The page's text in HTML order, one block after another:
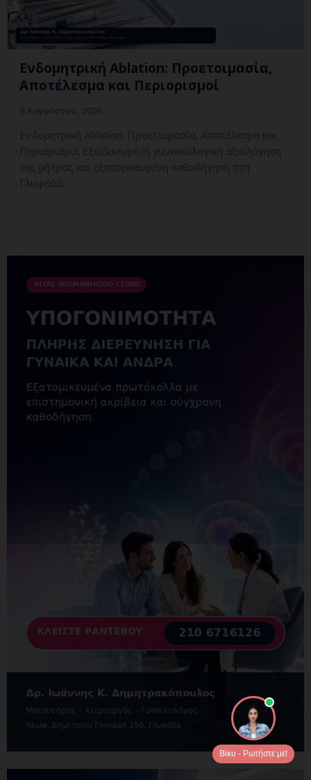
Ενδομητρική Ablation: Προετοιμασία,
Αποτέλεσμα και Περιορισμοί
Ενδομητρική Ablation: Προετοιμασία, Αποτέλεσμα και
Περιορισμοί Εξειδικευμένη γυναικολογική αξιολόγηση
της μήτρας και εξατομικευμένη καθοδήγηση στη
Γλυφάδα.
Βίκυ - Ρωτήστε με!